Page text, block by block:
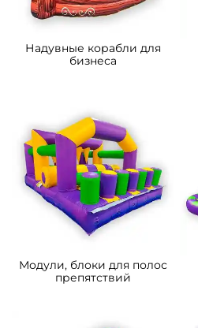
Надувные корабли для
бизнеса
Модули, блоки для полос
препятствий